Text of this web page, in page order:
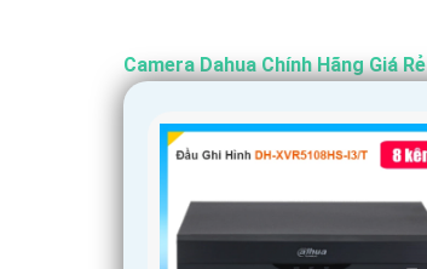
Camera Dahua Chính Hãng Giá Rẻ